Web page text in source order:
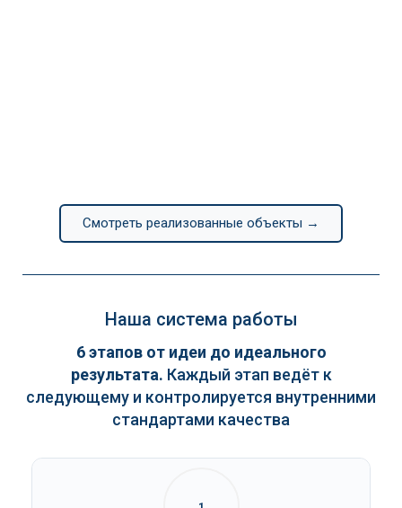
Смотреть реализованные объекты →
Наша система работы
6 этапов от идеи до идеального
результата. Каждый этап ведёт к
следующему и контролируется внутренними
стандартами качества